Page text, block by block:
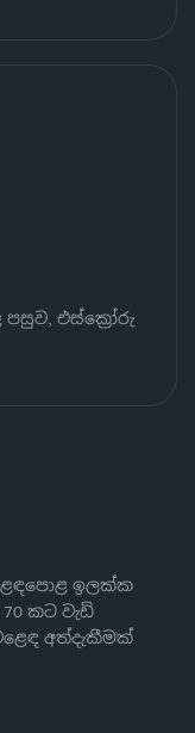
එස්ක්‍රෝරු
ඉලක්ක
කට වැඩි
අත්දැකීමක්